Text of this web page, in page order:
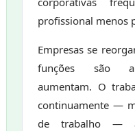
profissional menos
Empresas se
funções são
aumentam. O
continuamente —
de trabalho —